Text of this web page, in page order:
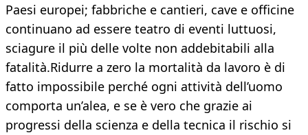
Paesi europei; fabbriche e cantieri, cave e officine
continuano ad essere teatro di eventi luttuosi,
sciagure il più delle volte non addebitabili alla
fatalità.Ridurre a zero la mortalità da lavoro è di
fatto impossibile perché ogni attività dell’uomo
comporta un’alea, e se è vero che grazie ai
progressi della scienza e della tecnica il rischio si